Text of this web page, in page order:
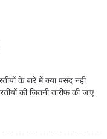
के बारे में क्या पसंद नहीं
की जितनी तारीफ की जाए,